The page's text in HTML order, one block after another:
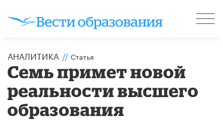
АНАЛИТИКА // Статья
Семь примет новой
реальности высшего
образования